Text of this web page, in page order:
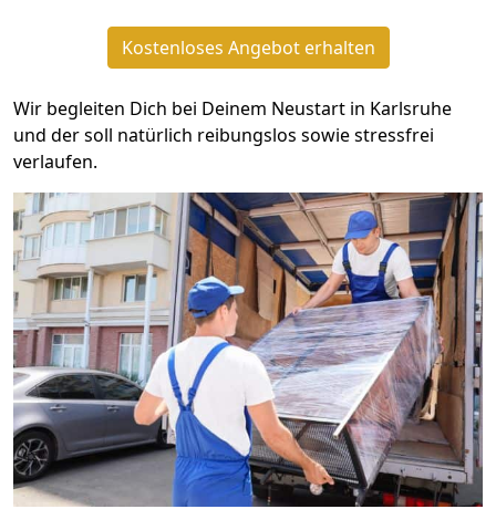
Kostenloses Angebot erhalten
Wir begleiten Dich bei Deinem Neustart in Karlsruhe
und der soll natürlich reibungslos sowie stressfrei
verlaufen.